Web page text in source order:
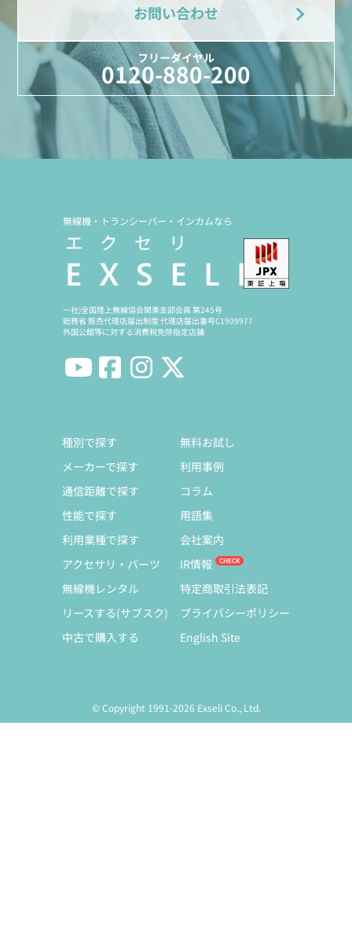
お問い合わせ
フリーダイヤル
0120-880-200
無線機・トランシーバー・インカムなら
一社)全国陸上無線協会関東支部会員 第245号
総務省 販売代理店届出制度 代理店届出番号C1909977
外国公館等に対する消費税免除指定店舗
種別で探す
メーカーで探す
通信距離で探す
性能で探す
利用業種で探す
アクセサリ・パーツ
無線機レンタル
リースする(サブスク)
中古で購入する
無料お試し
利用事例
コラム
用語集
会社案内
IR情報
特定商取引法表記
プライバシーポリシー
English Site
© Copyright 1991-2026 Exseli Co., Ltd.